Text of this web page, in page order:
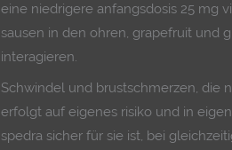
eine niedrigere anfangsdosis 25 mg
sausen in den ohren, grapefruit und
interagieren.
Schwindel und brustschmerzen, die
erfolgt auf eigenes risiko und in
spedra sicher für sie ist, bei